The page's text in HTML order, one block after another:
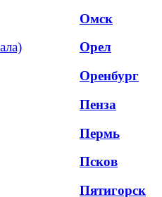
Омск
Орел
Оренбург
Пенза
Пермь
Псков
Пятигорск